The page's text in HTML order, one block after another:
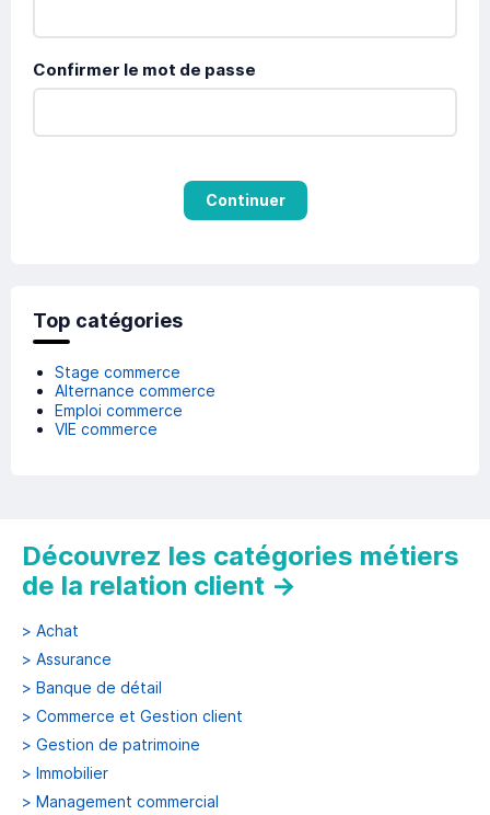
Confirmer le mot de passe
Continuer
Top catégories
Stage commerce
Alternance commerce
Emploi commerce
VIE commerce
Découvrez les catégories métiers
de la relation client →
> Achat
> Assurance
> Banque de détail
> Commerce et Gestion client
> Gestion de patrimoine
> Immobilier
> Management commercial